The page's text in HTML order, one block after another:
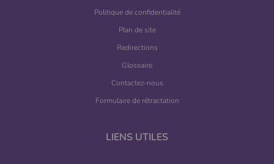
Politique de confidentialité
Plan de site
Redirections
Glossaire
Contactez-nous
Formulaire de rétractation
LIENS UTILES